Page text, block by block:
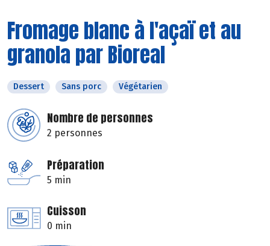
Fromage blanc à l'açaï et au
granola par Bioreal
Dessert Sans porc Végétarien
Nombre de personnes
2 personnes
Préparation
5 min
Cuisson
0 min